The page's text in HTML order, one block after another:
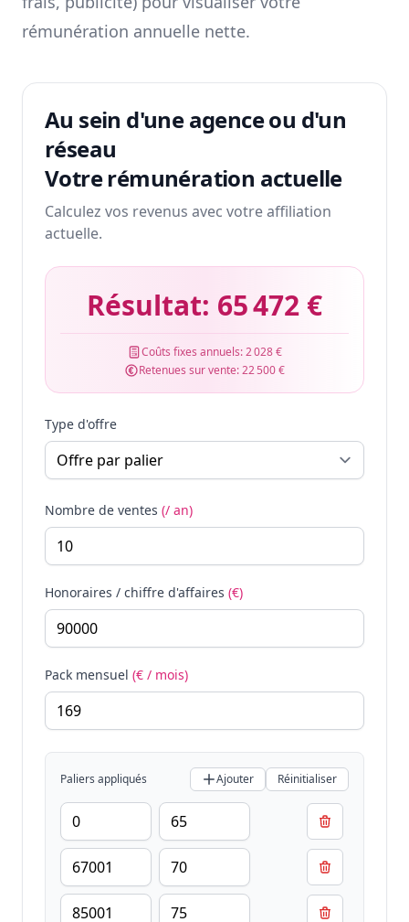
rémunération annuelle nette.
Au sein d'une agence ou d'un
réseau
Votre rémunération actuelle
Calculez vos revenus avec votre affiliation
actuelle.
Résultat: 65 472 €
Coûts fixes annuels:2 028 €
Retenues sur vente:22 500 €
Type d'offre
Nombre de ventes (/ an)
Honoraires / chiffre d'affaires (€)
Pack mensuel (€ / mois)
Paliers appliqués Ajouter Réinitialiser